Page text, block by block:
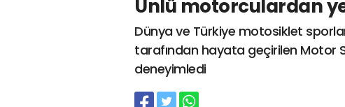
Ünlü motorculardan
Dünya ve Türkiye motosiklet
tarafından hayata geçirilen Motor
deneyimledi